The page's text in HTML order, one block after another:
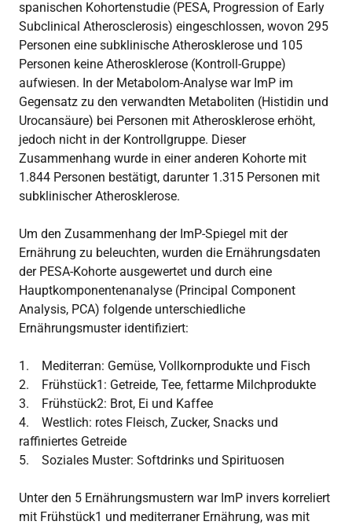
spanischen Kohortenstudie (PESA, Progression of Early
Subclinical Atherosclerosis) eingeschlossen, wovon 295
Personen eine subklinische Atherosklerose und 105
Personen keine Atherosklerose (Kontroll-Gruppe)
aufwiesen. In der Metabolom-Analyse war ImP im
Gegensatz zu den verwandten Metaboliten (Histidin und
Urocansäure) bei Personen mit Atherosklerose erhöht,
jedoch nicht in der Kontrollgruppe. Dieser
Zusammenhang wurde in einer anderen Kohorte mit
1.844 Personen bestätigt, darunter 1.315 Personen mit
subklinischer Atherosklerose.
Um den Zusammenhang der ImP-Spiegel mit der
Ernährung zu beleuchten, wurden die Ernährungsdaten
der PESA-Kohorte ausgewertet und durch eine
Hauptkomponentenanalyse (Principal Component
Analysis, PCA) folgende unterschiedliche
Ernährungsmuster identifiziert:
1. Mediterran: Gemüse, Vollkornprodukte und Fisch
2. Frühstück1: Getreide, Tee, fettarme Milchprodukte
3. Frühstück2: Brot, Ei und Kaffee
4. Westlich: rotes Fleisch, Zucker, Snacks und
raffiniertes Getreide
5. Soziales Muster: Softdrinks und Spirituosen
Unter den 5 Ernährungsmustern war ImP invers korreliert
mit Frühstück1 und mediterraner Ernährung, was mit